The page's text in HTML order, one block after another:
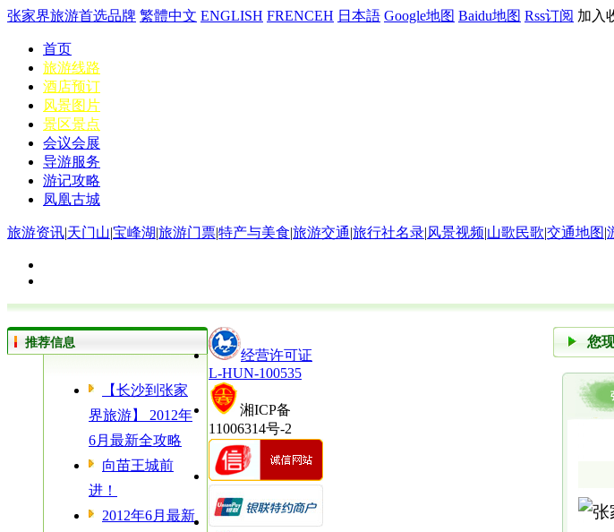
张家界旅游首选品牌 繁體中文 ENGLISH FRENCEH 日本語 Google地图 Baidu地图 Rss订阅 加入
首页
旅游线路
酒店预订
风景图片
景区景点
会议会展
导游服务
游记攻略
凤凰古城
旅游资讯|天门山|宝峰湖|旅游门票|特产与美食|旅游交通|旅行社名录|风景视频|山歌民歌|交通地图|
您
推荐信息
【长沙到张家
界旅游】 2012年
6月最新全攻略
向苗王城前
进！
2012年6月最新
经营许可证
L-HUN-100535
湘ICP备
11006314号-2